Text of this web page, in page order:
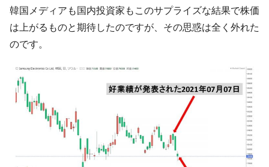
『Money1』
韓国「2026年07月の輸出入」絶好調。半導
体だけで410億ドル、輸出全体の41％もある
や、若者に起業させよう」⇒ どんな雇用対策だソレ。
『Money1』
【韓国の外貨準備】2026年07月は4,279億ド
ル。外平債の発行「19.4億ドル」
『Money1』
韓国「ここは北朝鮮なのか。選管がサーバ
ーにウソのデータを入力したのは明白だ」
『Money1』
韓国･李在明さっそく不動産対策で浅薄な発
韓国メディアも国内投資家もこのサプライズな結果で株価
は上がるものと期待したのですが、その思惑は全く外れた
のです。